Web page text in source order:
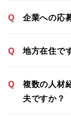
Q 企業への応
Q 地方在住で
Q
複数の人材
夫ですか？